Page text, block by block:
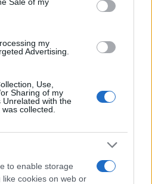
my
Advertising.
Use,
Sharing of my
Unrelated with the
collected.
to enable storage
cookies on web or
σε σπίτι